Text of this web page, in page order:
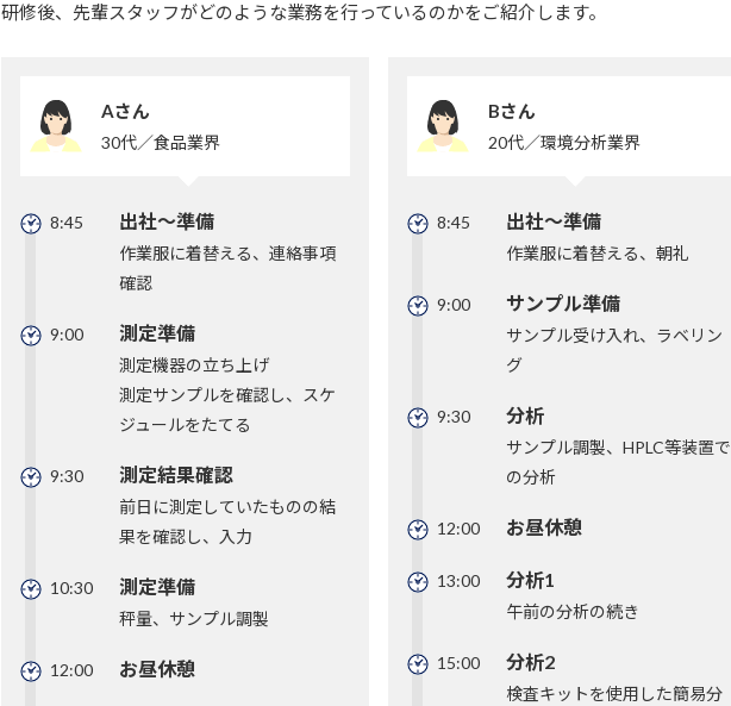
研修後、先輩スタッフがどのような業務を行っているのかをご紹介します。
Aさん
30代／食品業界
8:45 出社～準備
作業服に着替える、連絡事項
確認
9:00 測定準備
測定機器の立ち上げ
測定サンプルを確認し、スケ
ジュールをたてる
9:30 測定結果確認
前日に測定していたものの結
果を確認し、入力
10:30 測定準備
秤量、サンプル調製
12:00 お昼休憩
Bさん
20代／環境分析業界
8:45 出社～準備
作業服に着替える、朝礼
9:00 サンプル準備
サンプル受け入れ、ラベリン
グ
9:30 分析
サンプル調製、HPLC等装置で
の分析
12:00 お昼休憩
13:00 分析1
午前の分析の続き
15:00 分析2
検査キットを使用した簡易分